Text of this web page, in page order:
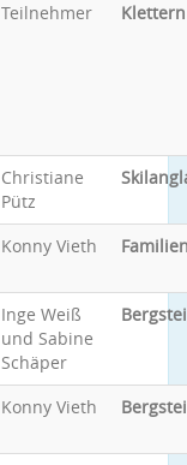
Teilnehmer Klettern
Christiane
Pütz
Konny Vieth
Inge Weiß
und Sabine
Schäper
Konny Vieth